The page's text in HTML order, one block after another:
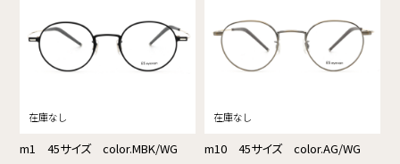
m1 45サイズ color.MBK/WG m10 45サイズ color.AG/WG